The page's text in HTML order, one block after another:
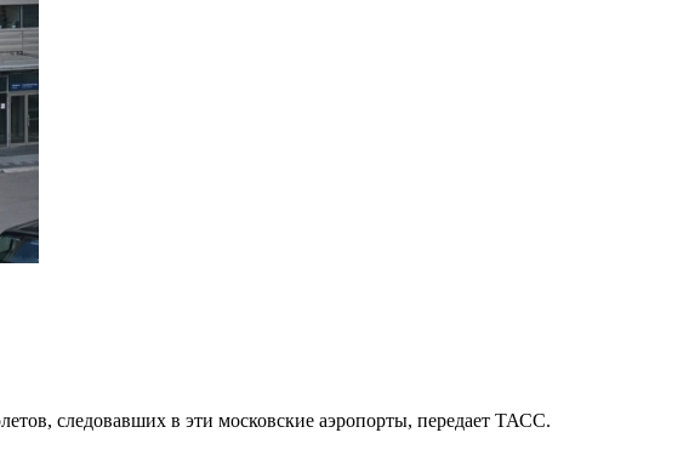
следовавших в эти московские аэропорты, передает ТАСС.